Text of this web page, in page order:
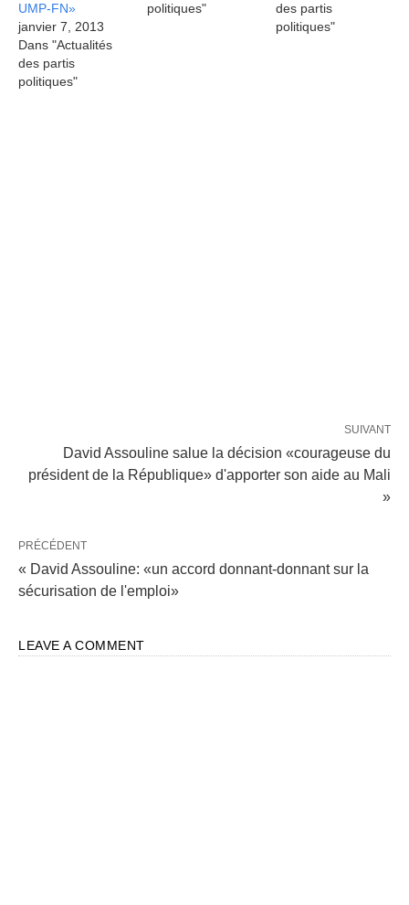
UMP-FN»
janvier 7, 2013
Dans "Actualités
des partis
politiques"
politiques"
des partis
politiques"
SUIVANT
David Assouline salue la décision «courageuse du
président de la République» d'apporter son aide au Mali
»
PRÉCÉDENT
« David Assouline: «un accord donnant-donnant sur la
sécurisation de l'emploi»
LEAVE A COMMENT